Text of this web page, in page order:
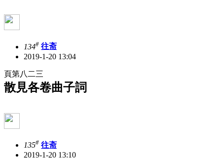
134# 往斋
2019-1-20 13:04
頁第八二三
散見各卷曲子詞
135# 往斋
2019-1-20 13:10